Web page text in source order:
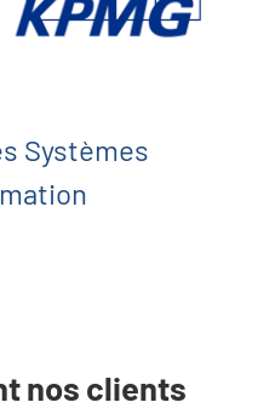
Systèmes
nos clients